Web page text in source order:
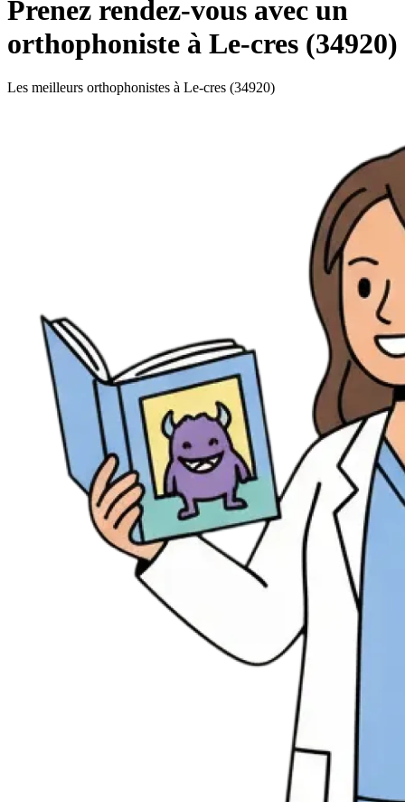
Prenez rendez-vous avec un
orthophoniste à Le-cres (34920)
Les meilleurs orthophonistes à Le-cres (34920)